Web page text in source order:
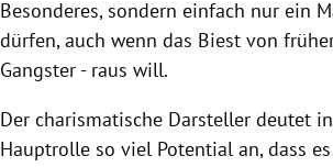
Besonderes, sondern einfach nur ein
dürfen, auch wenn das Biest von
Gangster - raus will.
Der charismatische Darsteller deutet
Hauptrolle so viel Potential an, dass